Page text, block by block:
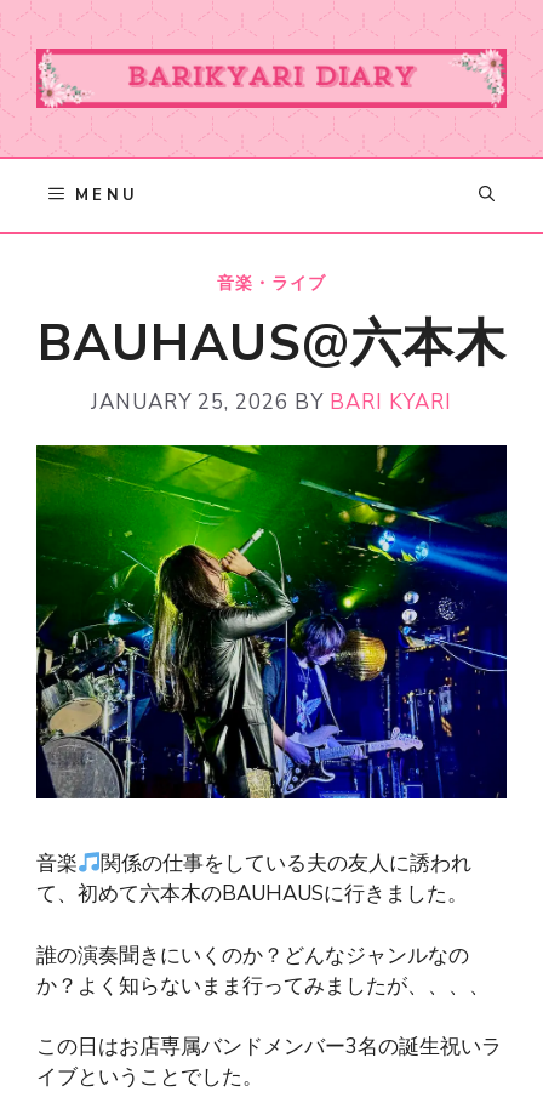
Skip
to
content
MENU
音楽・ライブ
BAUHAUS@六本木
JANUARY 25, 2026 BY BARI KYARI
音楽
関係の仕事をしている夫の友人に誘われ
て、初めて六本木のBAUHAUSに行きました。
誰の演奏聞きにいくのか？どんなジャンルなの
か？よく知らないまま行ってみましたが、、、、
この日はお店専属バンドメンバー3名の誕生祝いラ
イブということでした。